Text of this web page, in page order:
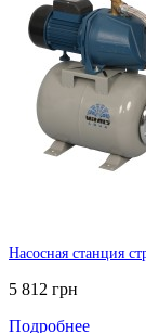
Насосная станция
5 812 грн
Подробнее